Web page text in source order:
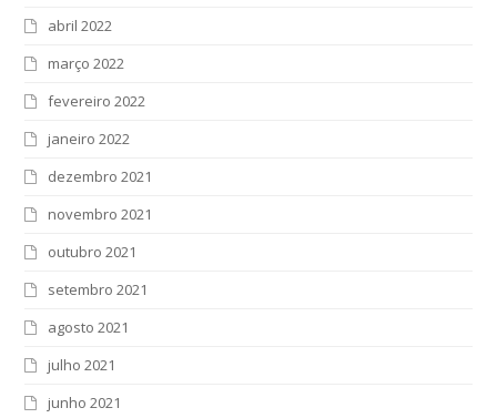
abril 2022
março 2022
fevereiro 2022
janeiro 2022
dezembro 2021
novembro 2021
outubro 2021
setembro 2021
agosto 2021
julho 2021
junho 2021